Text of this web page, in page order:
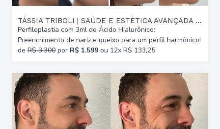
TÁSSIA TRIBOLI | SAÚDE E ESTÉTICA AVANÇADA | GLÓRIA
Perfiloplastia com 3ml de Ácido Hialurônico:
Preenchimento de nariz e queixo para um perfil harmônico!
de R$ 3.300 por R$ 1.599 ou 12x R$ 133,25